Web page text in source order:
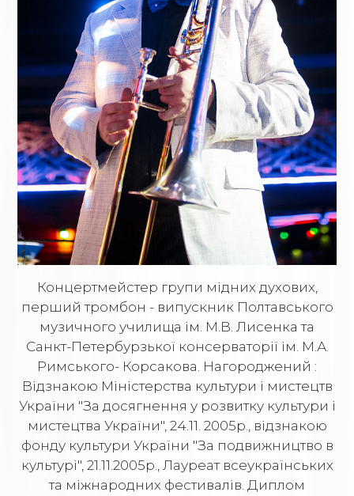
Концертмейстер групи мідних духових,
перший тромбон - випускник Полтавського
музичного училища ім. М.В. Лисенка та
Санкт-Петербурзької консерваторії ім. М.А.
Римського- Корсакова. Нагороджений :
Відзнакою Міністерства культури і мистецтв
України "За досягнення у розвитку культури і
мистецтва України", 24.11. 2005р., відзнакою
фонду культури України "За подвижництво в
культурі", 21.11.2005р., Лауреат всеукраїнських
та міжнародних фестивалів. Диплом